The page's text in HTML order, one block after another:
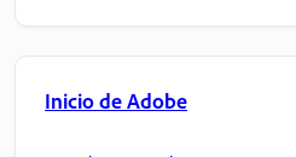
Inicio de Adobe